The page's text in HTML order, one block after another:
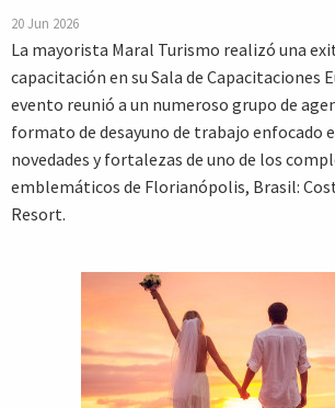
20 Jun 2026
La mayorista Maral Turismo realizó una
capacitación en su Sala de Capacitaciones
evento reunió a un numeroso grupo de
formato de desayuno de trabajo enfocado
novedades y fortalezas de uno de los
emblemáticos de Florianópolis, Brasil:
Resort.